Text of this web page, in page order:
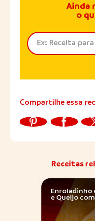
Ainda
o
Compartilhe essa
Receitas
Enroladinho
e Queijo